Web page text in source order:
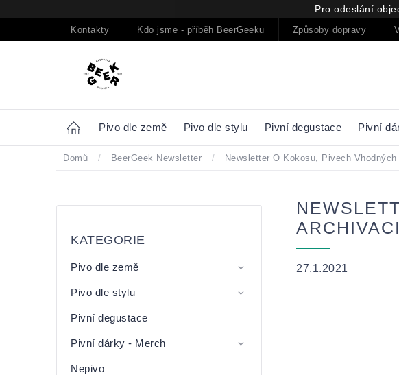
na
Pro odeslání
Kontakty Kdo jsme - příběh BeerGeeku Způsoby dopravy
Home Pivo dle země Pivo dle stylu Pivní degustace Pivní
Domů / BeerGeek Newsletter / Newsletter O Kokosu, Pivech
panel
KATEGORIE
Pivo dle země
Pivo dle stylu
Pivní degustace
Pivní dárky - Merch
Nepivo
27.1.2021